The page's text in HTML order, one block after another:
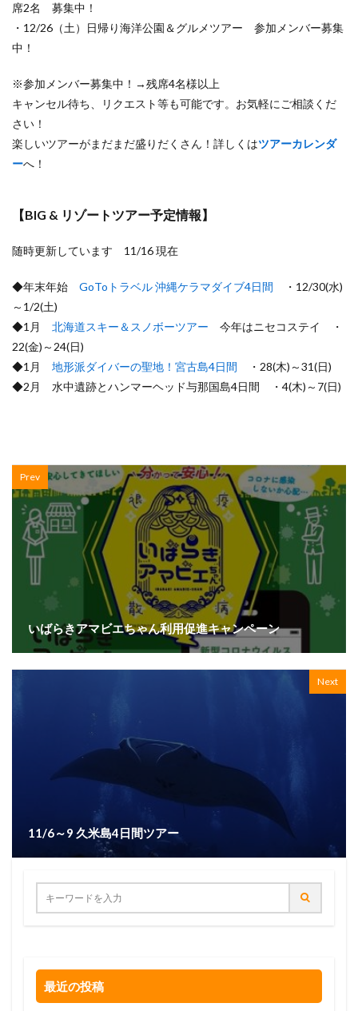
席2名 募集中！
・12/26（土）日帰り海洋公園＆グルメツアー 参加メンバー募集
中！
※参加メンバー募集中！→残席4名様以上
キャンセル待ち、リクエスト等も可能です。お気軽にご相談くだ
さい！
楽しいツアーがまだまだ盛りだくさん！詳しくはツアーカレンダ
ーへ！
【BIG & リゾートツアー予定情報】
随時更新しています 11/16 現在
◆年末年始 GoToトラベル 沖縄ケラマダイブ4日間 ・12/30(水)
～1/2(土)
◆1月 北海道スキー＆スノボーツアー 今年はニセコステイ ・
22(金)～24(日)
◆1月 地形派ダイバーの聖地！宮古島4日間 ・28(木)～31(日)
◆2月 水中遺跡とハンマーヘッド与那国島4日間 ・4(木)～7(日)
Prev
いばらきアマビエちゃん利用促進キャンペーン
Next
11/6～9 久米島4日間ツアー
最近の投稿